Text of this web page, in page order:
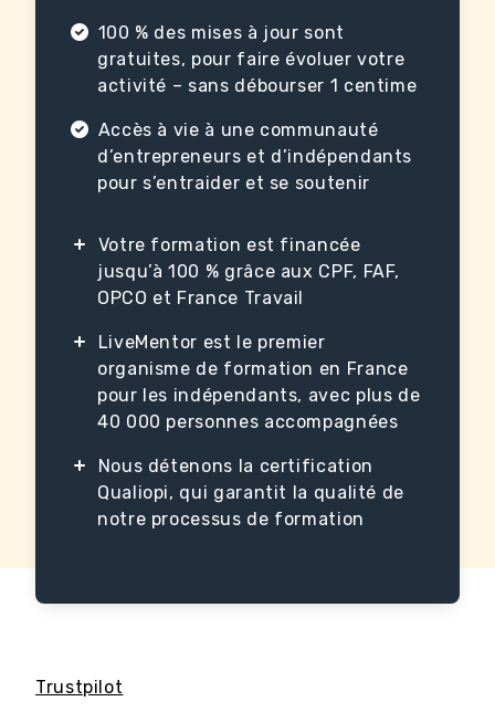
100 % des mises à jour sont
gratuites, pour faire évoluer votre
activité – sans débourser 1 centime
Accès à vie à une communauté
d’entrepreneurs et d’indépendants
pour s’entraider et se soutenir
Votre formation est financée
jusqu’à 100 % grâce aux CPF, FAF,
OPCO et France Travail
LiveMentor est le premier
organisme de formation en France
pour les indépendants, avec plus de
40 000 personnes accompagnées
Nous détenons la certification
Qualiopi, qui garantit la qualité de
notre processus de formation
Trustpilot